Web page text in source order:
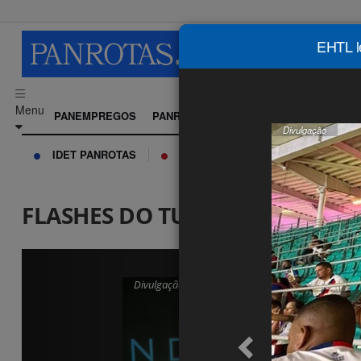
Menu PANEMPREGOS PANROTAS+
IDET PANROTAS CURSO DE IA
FLASHES DO TURISMO
Divulgação
EHTL
Divulgação